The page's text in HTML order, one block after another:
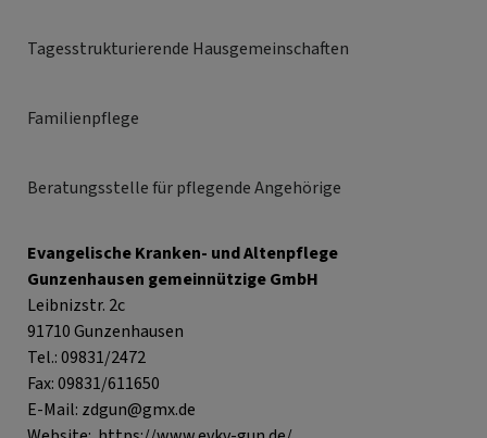
Tagesstrukturierende Hausgemeinschaften
Familienpflege
Beratungsstelle für pflegende Angehörige
Evangelische Kranken- und Altenpflege
Gunzenhausen gemeinnützige GmbH
Leibnizstr. 2c
91710 Gunzenhausen
Tel.: 09831/2472
Fax: 09831/611650
E-Mail: zdgun@gmx.de